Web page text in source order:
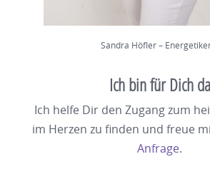
Sandra Höfler –
Ich bin für Dich da
Ich helfe Dir den Zugang zum
im Herzen zu finden und freue
Anfrage.